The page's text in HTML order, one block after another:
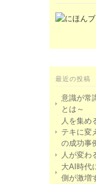
最近の投稿
意識が常
とは～
人を集め
テキに
の成功事
人が変わ
大AI時代
側が激増